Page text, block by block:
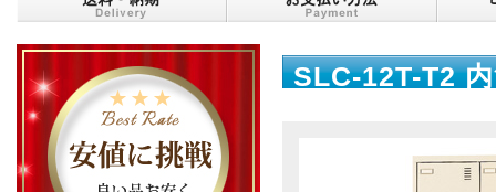
SLC-12T-T2